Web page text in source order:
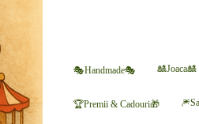
🎭Handmade🎭 🎎Joaca🎎
🏆Premii & Cadouri🎁